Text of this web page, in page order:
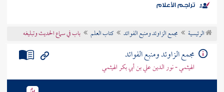
موضوعي
تراجم الأعلام
الرئيسية مجمع الزاوئد ومنبع الفوائد كتاب العلم باب في سماع الحديث وتبليغه
مجمع الزاوئد ومنبع الفوائد
الهيثمي - نور الدين علي بن أبي بكر الهيثمي